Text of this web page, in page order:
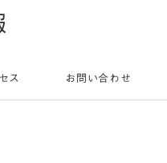
ス お問い合わせ